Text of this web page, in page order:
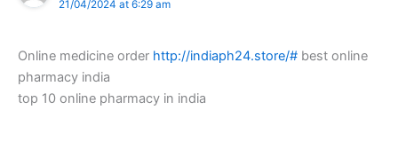
21/04/2024 at 6:29 am
Online medicine order http://indiaph24.store/# best online
pharmacy india
top 10 online pharmacy in india